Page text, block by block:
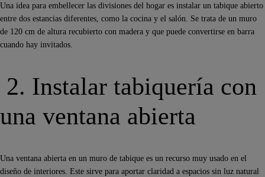
Una idea para embellecer las divisiones del hogar es instalar un tabique abierto
entre dos estancias diferentes, como la cocina y el salón. Se trata de un muro
de 120 cm de altura recubierto con madera y que puede convertirse en barra
cuando hay invitados.
2. Instalar tabiquería con
una ventana abierta
Una ventana abierta en un muro de tabique es un recurso muy usado en el
diseño de interiores. Este sirve para aportar claridad a espacios sin luz natural